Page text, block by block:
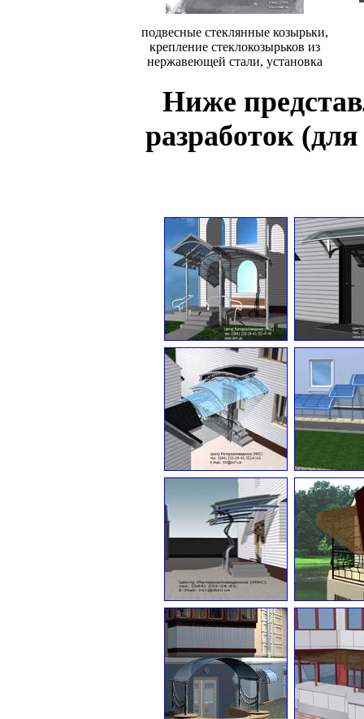
подвесные стеклянные козырьки,
крепление стеклокозырьков из
нержавеющей стали, установка
Ниже
разработок